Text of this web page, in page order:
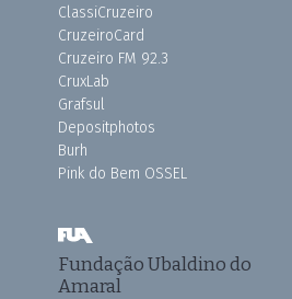
ClassiCruzeiro
CruzeiroCard
Cruzeiro FM 92.3
CruxLab
Grafsul
Depositphotos
Burh
Pink do Bem OSSEL
Fundação Ubaldino do
Amaral